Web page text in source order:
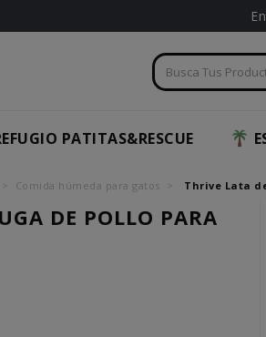
PATITAS&RESCUE
Comida húmeda para gatos Thrive Lata
DE POLLO PARA